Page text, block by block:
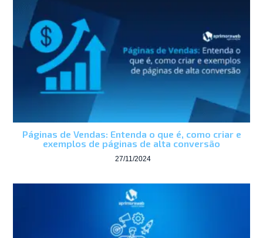
Páginas de Vendas: Entenda o que é, como criar e
exemplos de páginas de alta conversão
27/11/2024